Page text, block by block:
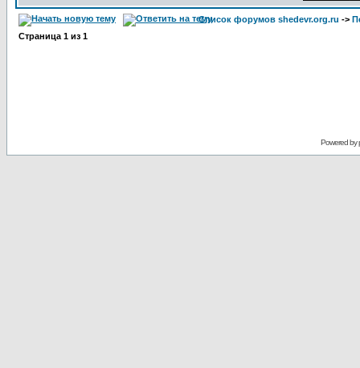
Список форумов shedevr.org.ru ->
Страница 1 из 1
Powered by